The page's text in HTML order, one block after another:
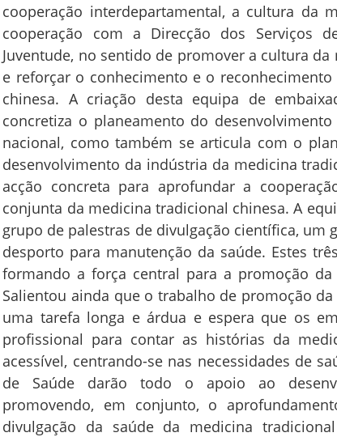
cooperação interdepartamental, a cultura da
cooperação com a Direcção dos Serviços
Juventude, no sentido de promover a cultura
e reforçar o conhecimento e o
chinesa. A criação desta equipa de
concretiza o planeamento do
nacional, como também se articula com o
desenvolvimento da indústria da medicina
acção concreta para aprofundar a
conjunta da medicina tradicional chinesa. A
grupo de palestras de divulgação científica, um
desporto para manutenção da saúde. Estes
formando a força central para a promoção
Salientou ainda que o trabalho de promoção
uma tarefa longa e árdua e espera que os
profissional para contar as histórias da
acessível, centrando-se nas necessidades de
de Saúde darão todo o apoio ao
promovendo, em conjunto, o
divulgação da saúde da medicina